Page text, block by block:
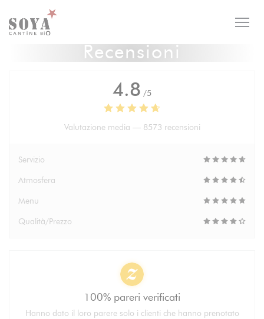
Personalizzazione delle tue scelte sui cookie
Recensioni
4.8 /5
Valutazione media — 8573 recensioni
Servizio
Atmosfera
Menu
Qualità/Prezzo
100% pareri verificati
Hanno dato il loro parere solo i clienti che hanno prenotato